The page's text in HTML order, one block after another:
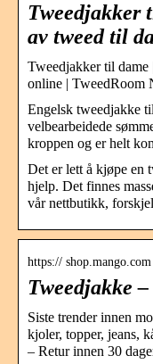
Tweedjakker
av tweed til
Tweedjakker til
online | TweedRoom
Engelsk tweedjakke
velbearbeidede
kroppen og er helt
Det er lett å kjøpe en
hjelp. Det finnes
vår nettbutikk,
https://
Tweedjakke
Siste trender innen
kjoler, topper, jeans,
– Retur innen 30